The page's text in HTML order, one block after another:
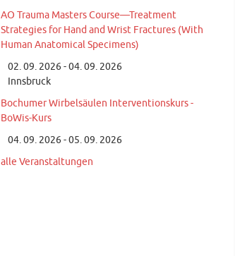
AO Trauma Masters Course—Treatment
Strategies for Hand and Wrist Fractures (With
Human Anatomical Specimens)
02. 09. 2026 - 04. 09. 2026
Innsbruck
Bochumer Wirbelsäulen Interventionskurs -
BoWis-Kurs
04. 09. 2026 - 05. 09. 2026
alle Veranstaltungen